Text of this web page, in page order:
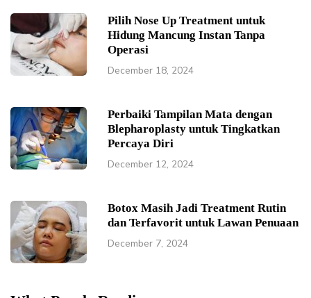
Pilih Nose Up Treatment untuk
Hidung Mancung Instan Tanpa
Operasi
December 18, 2024
Perbaiki Tampilan Mata dengan
Blepharoplasty untuk Tingkatkan
Percaya Diri
December 12, 2024
Botox Masih Jadi Treatment Rutin
dan Terfavorit untuk Lawan Penuaan
December 7, 2024